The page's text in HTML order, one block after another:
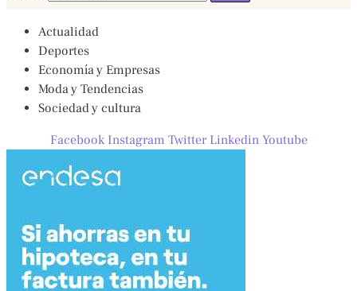
Actualidad
Deportes
Economía y Empresas
Moda y Tendencias
Sociedad y cultura
Facebook Instagram Twitter Linkedin Youtube